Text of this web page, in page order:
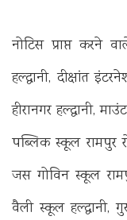
नोटिस प्राप्त करने
हल्द्वानी, दीक्षांत
हीरानगर हल्द्वानी,
पब्लिक स्कूल रामपुर
जस गोविन स्कूल
वैली स्कूल हल्द्वानी,